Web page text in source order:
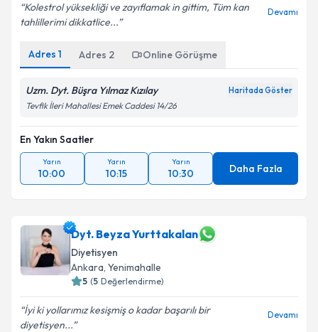
Kolestrol yüksekliği ve zayıflamak in gittim, Tüm kan
tahlillerimi dikkatlice...
Devamı
Adres 1 Adres 2 Online Görüşme
Uzm. Dyt. Büşra Yılmaz Kızılay Haritada Göster
Tevfik İleri Mahallesi Emek Caddesi 14/26
En Yakın Saatler
Yarın
10:00
Yarın
10:15
Yarın
10:30 Daha Fazla
Dyt. Beyza Yurttakalan
Diyetisyen
Ankara, Yenimahalle
5 (5 Değerlendirme)
İyi ki yollarımız kesişmiş o kadar başarılı bir
diyetisyen...
Devamı